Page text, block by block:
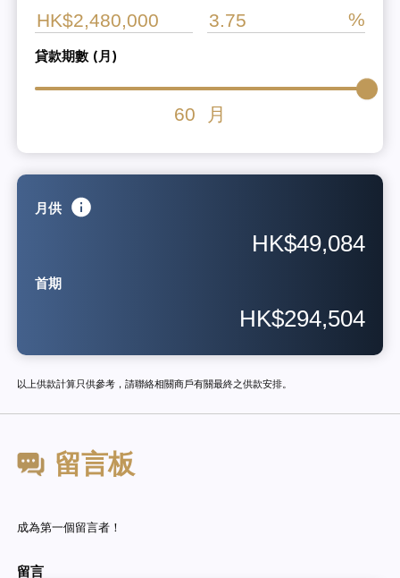
貸款期數 (月)
60 月
月供
HK$49,084
首期
HK$294,504
以上供款計算只供參考，請聯絡相關商戶有關最終之供款安排。
留言板
成為第一個留言者！
留言